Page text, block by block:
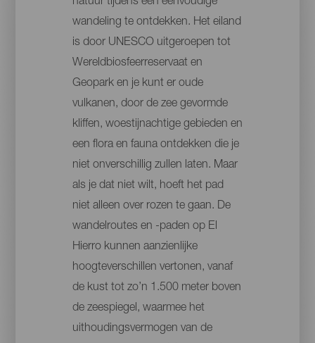
natuur tijdens een eenvoudige
wandeling te ontdekken. Het eiland
is door UNESCO uitgeroepen tot
Wereldbiosfeerreservaat en
Geopark en je kunt er oude
vulkanen, door de zee gevormde
kliffen, woestijnachtige gebieden en
een flora en fauna ontdekken die je
niet onverschillig zullen laten. Maar
als je dat niet wilt, hoeft het pad
niet alleen over rozen te gaan. De
wandelroutes en -paden op El
Hierro kunnen aanzienlijke
hoogteverschillen vertonen, vanaf
de kust tot zo’n 1.500 meter boven
de zeespiegel, waarmee het
uithoudingsvermogen van de